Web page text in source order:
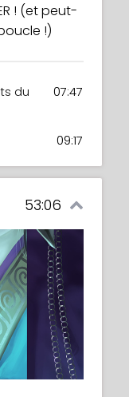
! (et peut-
!)
du
07:47
09:17
53:06